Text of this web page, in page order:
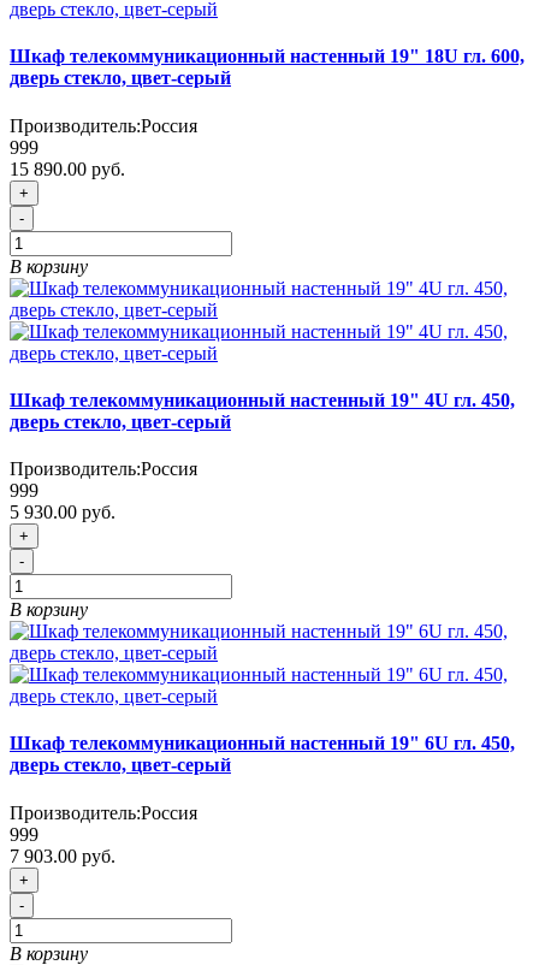
Шкаф телекоммуникационный настенный 19" 18U гл. 600,
дверь стекло, цвет-серый
Производитель:Россия
999
15 890.00 руб.
+
-
В корзину
Шкаф телекоммуникационный настенный 19" 4U гл. 450,
дверь стекло, цвет-серый
Производитель:Россия
999
5 930.00 руб.
+
-
В корзину
Шкаф телекоммуникационный настенный 19" 6U гл. 450,
дверь стекло, цвет-серый
Производитель:Россия
999
7 903.00 руб.
+
-
В корзину